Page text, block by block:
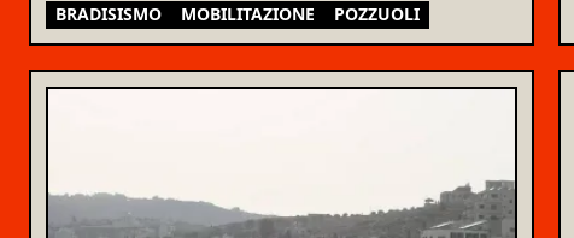
BRADISISMO MOBILITAZIONE POZZUOLI